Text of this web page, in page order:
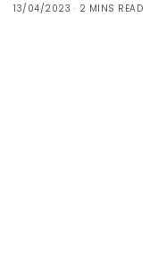
13/04/2023
2 MINS READ